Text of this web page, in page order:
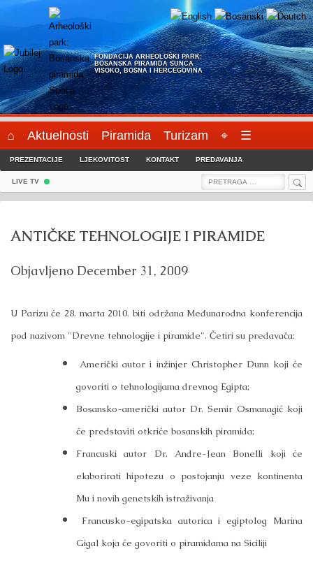
FONDACIJA ARHEOLOŠKI PARK:
BOSANSKA PIRAMIDA SUNCA
VISOKO, BOSNA I HERCEGOVINA
⌂ Aktuelnosti Piramida Turizam ⌖ ☰
PREZENTACIJE LJEKOVITOST KONTAKT PREDAVANJA
LIVE TV
Search
ANTIČKE TEHNOLOGIJE I PIRAMIDE
Objavljeno December 31, 2009
U Parizu će 28. marta 2010. biti održana Međunarodna konferencija
pod nazivom "Drevne tehnologije i piramide". Četiri su predavača:
Američki autor i inžinjer Christopher Dunn koji će
govoriti o tehnologijama drevnog Egipta;
Bosansko-američki autor Dr. Semir Osmanagić koji
će predstaviti otkriće bosanskih piramida;
Francuski autor Dr. Andre-Jean Bonelli koji će
elaborirati hipotezu o postojanju veze kontinenta
Mu i novih genetskih istraživanja
Francusko-egipatska autorica i egiptolog Marina
Gigal koja će govoriti o piramidama na Siciliji